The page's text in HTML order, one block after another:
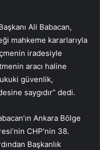
Ali Babacan,
mahkeme kararlarıyla
iradesiyle
aracı haline
güvenlik,
saygıdır” dedi.
Ankara Bölge
CHP’nin 38.
Başkanlık